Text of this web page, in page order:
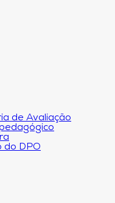
de Avaliação
do DPO